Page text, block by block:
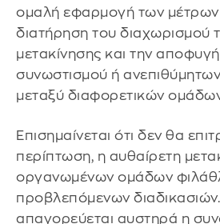
ομαλή εφαρμογή των μέτρων
διατήρηση του διαχωρισμού
μετακίνησης και την
συνωστισμού ή
μεταξύ διαφορετικών
Επισημαίνεται ότι δεν θα
περίπτωση, η αυθαίρετη
οργανωμένων ομάδων
προβλεπόμενων
απαγορεύεται αυστηρά η